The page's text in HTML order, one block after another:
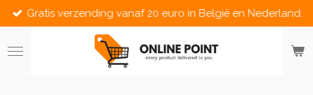
Ga
direct
naar
de
Gratis verzending vanaf 20 euro in België en Nederland.